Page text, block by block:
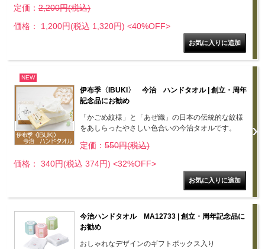
定価： 2,200円(税込)
価格： 1,200円(税込 1,320円) <40%OFF>
NEW
伊布季〈IBUKI〉 今治 ハンドタオル | 創立・周年
記念品にお勧め
「かごめ紋様」と「あぜ織」の日本の伝統的な紋様
をあしらったやさしい色合いの今治タオルです。
定価： 550円(税込)
価格： 340円(税込 374円) <32%OFF>
今治ハンドタオル MA12733 | 創立・周年記念品に
お勧め
おしゃれなデザインのギフトボックス入り